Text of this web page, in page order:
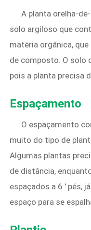
A planta orelha-
solo argiloso que
matéria orgânica,
de composto. O solo
pois a planta precisa
Espaçamento
O espaçamento
muito do tipo de
Algumas plantas
de distância,
espaçados a 6 ′ pés,
espaço para se